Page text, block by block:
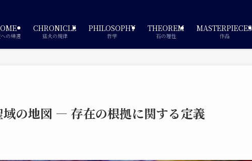
の帰還
CHRONICLE
猛火の規律
PHILOSOPHY
哲学
THEOREM
石の理性
MASTERPIECES
作品
域の地図 — 存在の根拠に関する定義